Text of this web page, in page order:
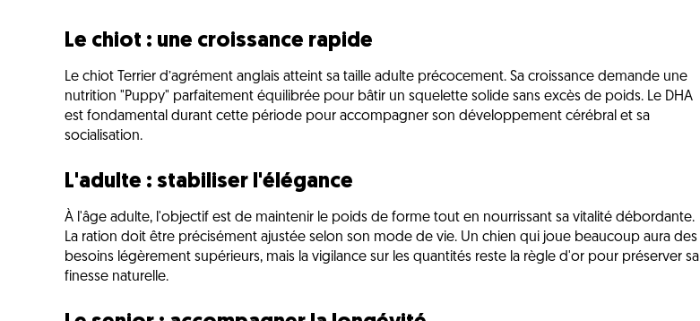
Le chiot : une croissance rapide
Le chiot Terrier d’agrément anglais atteint sa taille adulte précocement. Sa croissance demande une
nutrition "Puppy" parfaitement équilibrée pour bâtir un squelette solide sans excès de poids. Le DHA
est fondamental durant cette période pour accompagner son développement cérébral et sa
socialisation.
L'adulte : stabiliser l'élégance
À l'âge adulte, l'objectif est de maintenir le poids de forme tout en nourrissant sa vitalité débordante.
La ration doit être précisément ajustée selon son mode de vie. Un chien qui joue beaucoup aura des
besoins légèrement supérieurs, mais la vigilance sur les quantités reste la règle d'or pour préserver sa
finesse naturelle.